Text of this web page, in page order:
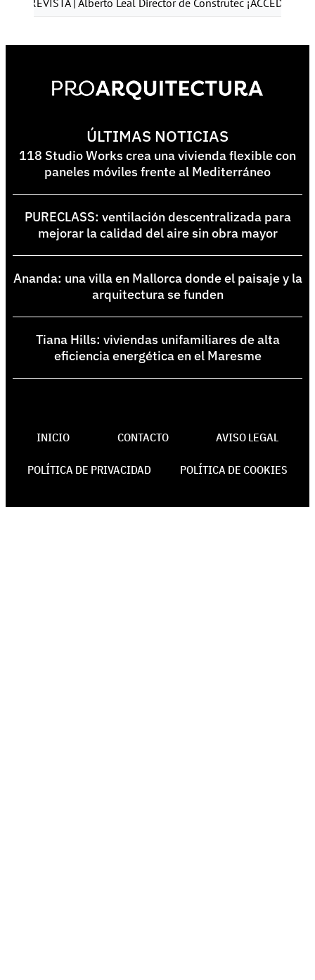
ÚLTIMAS NOTICIAS
118 Studio Works crea una vivienda flexible con
paneles móviles frente al Mediterráneo
PURECLASS: ventilación descentralizada para
mejorar la calidad del aire sin obra mayor
Ananda: una villa en Mallorca donde el paisaje y la
arquitectura se funden
Tiana Hills: viviendas unifamiliares de alta
eficiencia energética en el Maresme
INICIO CONTACTO AVISO LEGAL
POLÍTICA DE PRIVACIDAD POLÍTICA DE COOKIES